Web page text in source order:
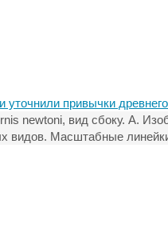
newtoni, вид сбоку. A.
видов. Масштабные